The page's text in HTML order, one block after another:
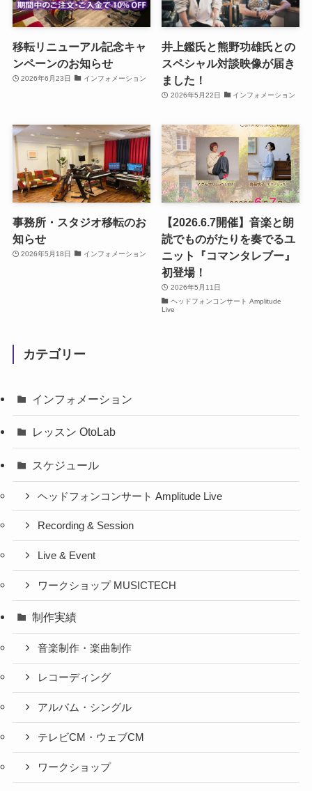
移転リニューアル記念キャ
ンペーンのお知らせ
2026年6月23日 インフォメーション
井上鑑氏と熊野功雄氏との
スペシャル対談映像が届き
ました！
2026年5月22日 インフォメーション
事務所・スタジオ移転のお
知らせ
2026年5月18日 インフォメーション
【2026.6.7開催】音楽と朗
読でものがたりを奏でるユ
ニット『コマンタレブー』
初登場！
2026年5月11日
ヘッドフォンコンサート Amplitude
Live
カテゴリー
インフォメーション
レッスン OtoLab
スケジュール
ヘッドフォンコンサート Amplitude Live
Recording & Session
Live & Event
ワークショップ MUSICTECH
制作実績
音楽制作・楽曲制作
レコーディング
アルバム・シングル
テレビCM・ウェブCM
ワークショップ